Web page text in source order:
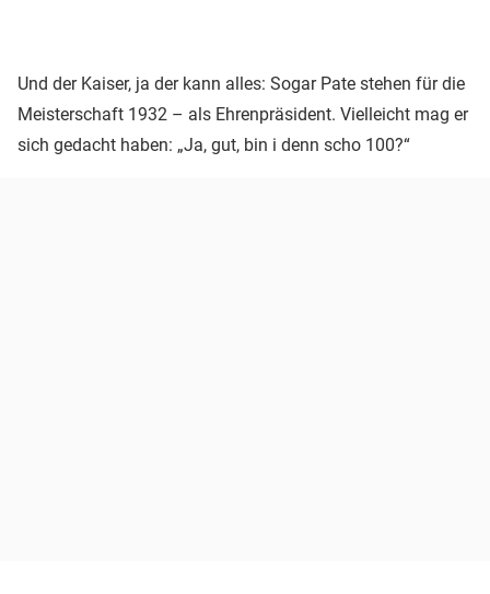
Und der Kaiser, ja der kann alles: Sogar Pate stehen für die
Meisterschaft 1932 – als Ehrenpräsident. Vielleicht mag er
sich gedacht haben: „Ja, gut, bin i denn scho 100?“